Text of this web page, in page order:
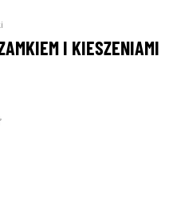
I KIESZENIAMI